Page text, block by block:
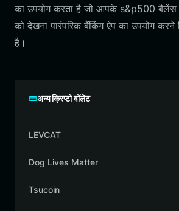
का उपयोग करता है जो आपके s&p500 बैलेंस
को देखना पारंपरिक बैंकिंग ऐप का उपयोग करने
है।
अन्य क्रिप्टो वॉलेट
LEVCAT
Dog Lives Matter
Tsucoin